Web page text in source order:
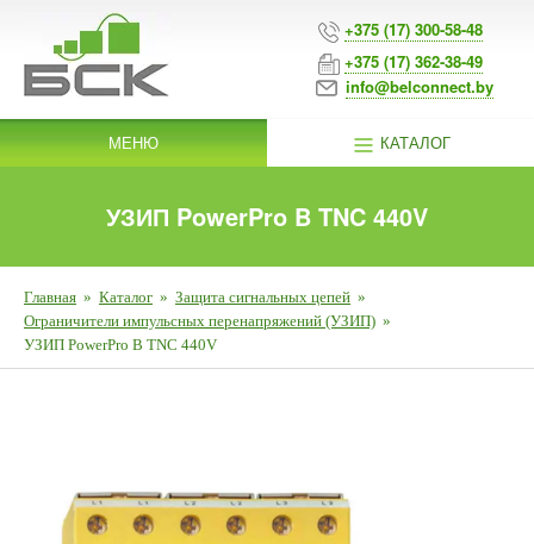
+375 (17) 300-58-48
+375 (17) 362-38-49
info@belconnect.by
МЕНЮ КАТАЛОГ
УЗИП PowerPro B TNC 440V
Главная » Каталог » Защита сигнальных цепей »
Ограничители импульсных перенапряжений (УЗИП) »
УЗИП PowerPro B TNC 440V